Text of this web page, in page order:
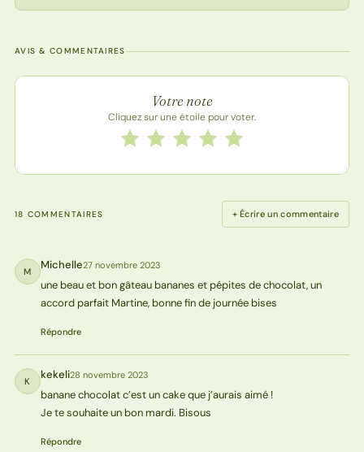
AVIS & COMMENTAIRES
Note de la recette
Votre note
Cliquez sur une étoile pour voter.
Notez cette recette de 1 à 5 étoiles
5 étoiles
4 étoiles
3 étoiles
2 étoiles
1 étoile
18 COMMENTAIRES + Écrire un commentaire
M Michelle27 novembre 2023
une beau et bon gâteau bananes et pépites de chocolat, un
accord parfait Martine, bonne fin de journée bises
Répondre
K kekeli28 novembre 2023
banane chocolat c’est un cake que j’aurais aimé !
Je te souhaite un bon mardi. Bisous
Répondre